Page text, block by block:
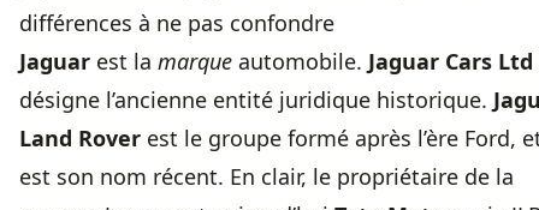
différences à ne pas confondre
Jaguar est la marque automobile. Jaguar Cars Ltd
désigne l’ancienne entité juridique historique.
Land Rover est le groupe formé après l’ère Ford,
est son nom récent. En clair, le propriétaire de la